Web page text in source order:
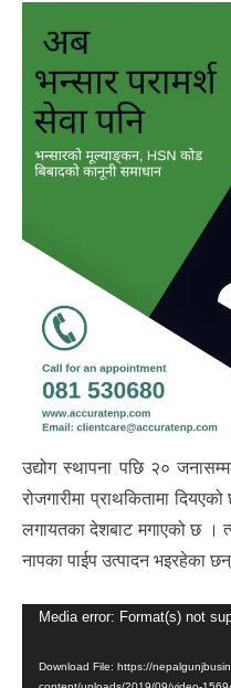
उद्योग स्थापना पछि २०
रोजगारीमा प्राथकितामा
लगायतका देशबाट मगाएको छ ।
नापका पाईप उत्पादन भइरहेका
Video
Media error: Format(s) not
Download File: https://